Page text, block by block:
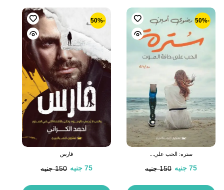
-50%
ستره: الحب علي...
150 جنيه 75 جنيه
-50%
فارس
150 جنيه 75 جنيه